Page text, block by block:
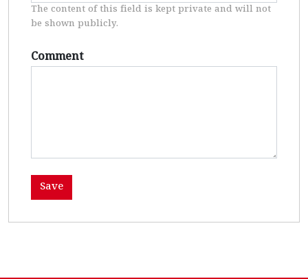
The content of this field is kept private and will not
be shown publicly.
Comment